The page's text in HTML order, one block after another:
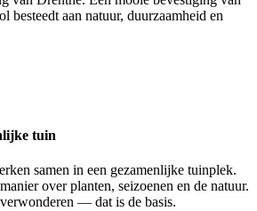
besteedt aan natuur, duurzaamheid en
tuin
samen in een gezamenlijke tuinplek.
over planten, seizoenen en de natuur.
— dat is de basis.